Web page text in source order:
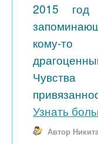
2015 год
кому-то
Узнать
Автор